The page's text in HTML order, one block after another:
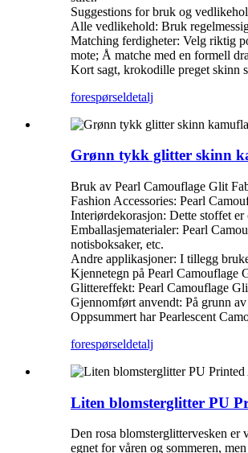
‌Suggestions for bruk og
‌Alle vedlikehold‌: Bruk
‌Matching ferdigheter‌: Velg riktig
mote; Å matche med en formell
Kort sagt, krokodille preget skinn
forespørseldetalj
Grønn tykk glitter skinn
Bruk av Pearl Camouflage Glit
Fashion Accessories: Pearl
Interiørdekorasjon: Dette stoffet
Emballasjematerialer: Pearl
notisboksaker, etc.
Andre applikasjoner: I tillegg
Kjennetegn på Pearl Camouflage
Glittereffekt: Pearl Camouflage
Gjennomført anvendt‌: På grunn
Oppsummert har Pearlescent
forespørseldetalj
Liten blomsterglitter PU
Den rosa blomsterglittervesken er
egnet for våren og sommeren,